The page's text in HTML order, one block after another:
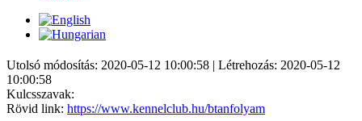
Utolsó módosítás: 2020-05-12 10:00:58 | Létrehozás: 2020-05-12
10:00:58
Kulcsszavak:
Rövid link: https://www.kennelclub.hu/btanfolyam